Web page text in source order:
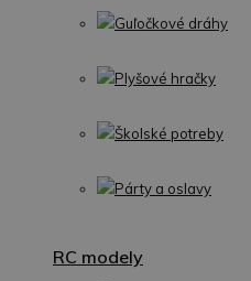
Guľočkové dráhy
Plyšové hračky
Školské potreby
Párty a oslavy
RC modely